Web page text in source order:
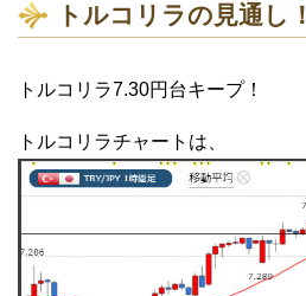
トルコリラの見通し！
トルコリラ7.30円台キープ！
トルコリラチャートは、